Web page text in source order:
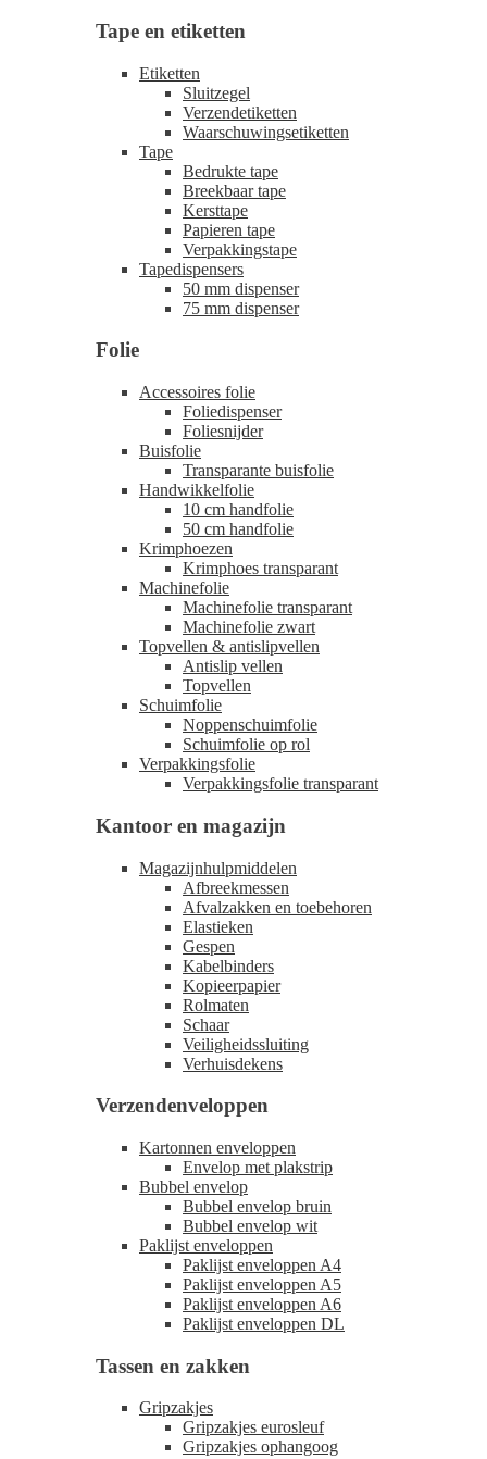
Tape en etiketten
Etiketten
Sluitzegel
Verzendetiketten
Waarschuwingsetiketten
Tape
Bedrukte tape
Breekbaar tape
Kersttape
Papieren tape
Verpakkingstape
Tapedispensers
50 mm dispenser
75 mm dispenser
Folie
Accessoires folie
Foliedispenser
Foliesnijder
Buisfolie
Transparante buisfolie
Handwikkelfolie
10 cm handfolie
50 cm handfolie
Krimphoezen
Krimphoes transparant
Machinefolie
Machinefolie transparant
Machinefolie zwart
Topvellen & antislipvellen
Antislip vellen
Topvellen
Schuimfolie
Noppenschuimfolie
Schuimfolie op rol
Verpakkingsfolie
Verpakkingsfolie transparant
Kantoor en magazijn
Magazijnhulpmiddelen
Afbreekmessen
Afvalzakken en toebehoren
Elastieken
Gespen
Kabelbinders
Kopieerpapier
Rolmaten
Schaar
Veiligheidssluiting
Verhuisdekens
Verzendenveloppen
Kartonnen enveloppen
Envelop met plakstrip
Bubbel envelop
Bubbel envelop bruin
Bubbel envelop wit
Paklijst enveloppen
Paklijst enveloppen A4
Paklijst enveloppen A5
Paklijst enveloppen A6
Paklijst enveloppen DL
Tassen en zakken
Gripzakjes
Gripzakjes eurosleuf
Gripzakjes ophangoog